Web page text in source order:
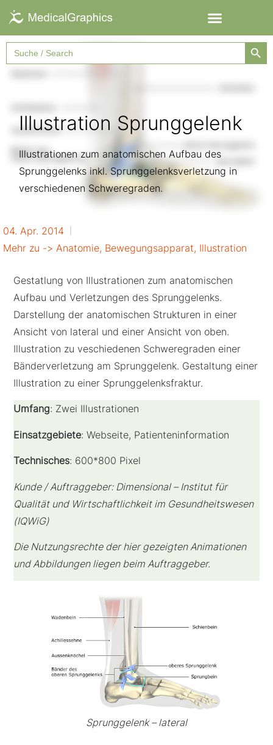
Search
for:
Illustration Sprunggelenk
Illustrationen zum anatomischen Aufbau des
Sprunggelenks inkl. Sprunggelenksverletzung in
verschiedenen Schweregraden.
04. Apr. 2014
Mehr zu -> Anatomie, Bewegungsapparat, Illustration
Gestatlung von Illustrationen zum anatomischen
Aufbau und Verletzungen des Sprunggelenks.
Darstellung der anatomischen Strukturen in einer
Ansicht von lateral und einer Ansicht von oben.
Illustration zu veschiedenen Schweregraden einer
Bänderverletzung am Sprunggelenk. Gestaltung einer
Illustration zu einer Sprunggelenksfraktur.
Umfang: Zwei Illustrationen
Einsatzgebiete: Webseite, Patienteninformation
Technisches: 600*800 Pixel
Kunde / Auftraggeber: Dimensional – Institut für
Qualität und Wirtschaftlichkeit im Gesundheitswesen
(IQWiG)
Die Nutzungsrechte der hier gezeigten Animationen
und Abbildungen liegen beim Auftraggeber.
Sprunggelenk – lateral